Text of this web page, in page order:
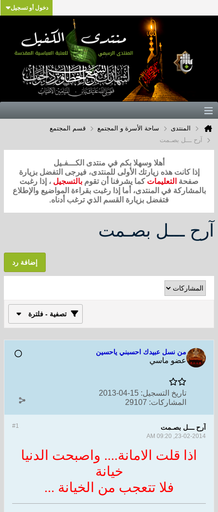
دخول أو تسجيل
المنتدى ساحة الأسرة و المجتمع
قسم المجتمع
آرح ـــل بصـمت
أهلا وسهلا بكم في منتدى الكـــفـيل
إذا كانت هذه زيارتك الأولى للمنتدى، فيرجى التفضل بزيارة
صفحة التعليمات كما يشرفنا أن تقوم بالتسجيل ، إذا رغبت
بالمشاركة في المنتدى، أما إذا رغبت بقراءة المواضيع والإطلاع
فتفضل بزيارة القسم الذي ترغب أدناه.
آرح ـــل بصـمت
إضافة رد
تصفية - فلترة
من نسل عبيدك احسبني ياحسين
عضو ماسي
تاريخ التسجيل: 15-04-2013
المشاركات: 29107
#1 آرح ـــل بصـمت
23-02-2014, 09:20 AM
اذا قلت الامانة.... واصبحت الدنيا
خيانة
فلا تتعجب من الخيانة ...